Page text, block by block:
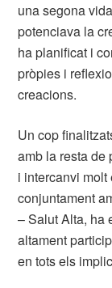
una segona
potenciava la
ha planificat i
pròpies i
creacions.
Un cop
amb la resta de
i intercanvi molt
conjuntament
– Salut Alta, ha
altament
en tots els